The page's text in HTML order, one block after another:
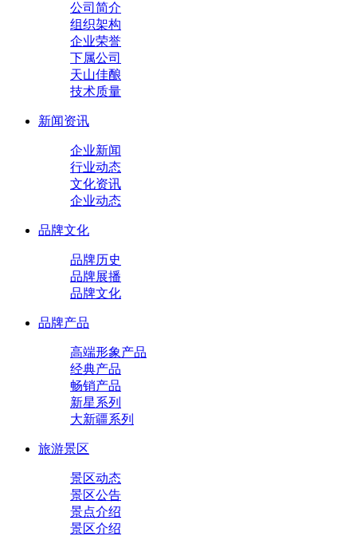
公司简介
组织架构
企业荣誉
下属公司
天山佳酿
技术质量
新闻资讯
企业新闻
行业动态
文化资讯
企业动态
品牌文化
品牌历史
品牌展播
品牌文化
品牌产品
高端形象产品
经典产品
畅销产品
新星系列
大新疆系列
旅游景区
景区动态
景区公告
景点介绍
景区介绍